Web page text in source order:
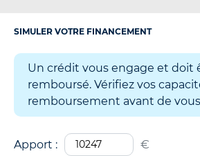
SIMULER VOTRE FINANCEMENT
Un crédit vous engage et doit
remboursé. Vérifiez vos
remboursement avant de
Apport : €